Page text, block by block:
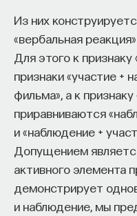
Из них
«вербальная
Для этого к
признаки «участие +
фильма», а к
приравниваются
и «наблюдение +
Допущением
активного элемента
демонстрирует
и наблюдение, мы